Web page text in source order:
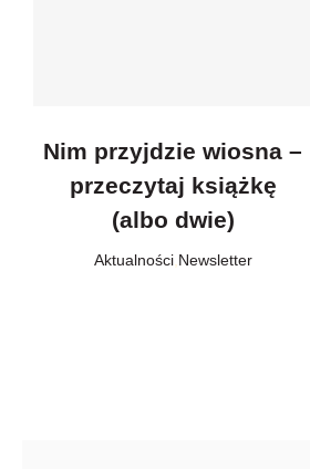
Nim przyjdzie wiosna –
przeczytaj książkę
(albo dwie)
Aktualności, Newsletter